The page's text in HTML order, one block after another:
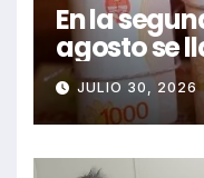
En la
agosto se
paritarias
JULIO 30, 2026